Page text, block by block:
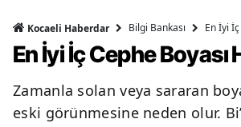
Kocaeli Haberdar Bilgi Bankası En İyi
En İyi İç Cephe Boyası
Zamanla solan veya sararan
eski görünmesine neden olur.